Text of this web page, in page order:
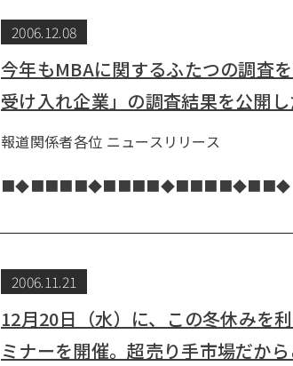
2006.12.08
今年もMBAに関するふたつの調査
受け入れ企業」の調査結果を公開し
報道関係者各位 ニュー
株式会社アクシア
■◆■■■■◆■■■■◆■■■■◆■■◆ 人
2006.11.21
12月20日（水）に、この冬休みを
ミナーを開催。超売り手市場だか